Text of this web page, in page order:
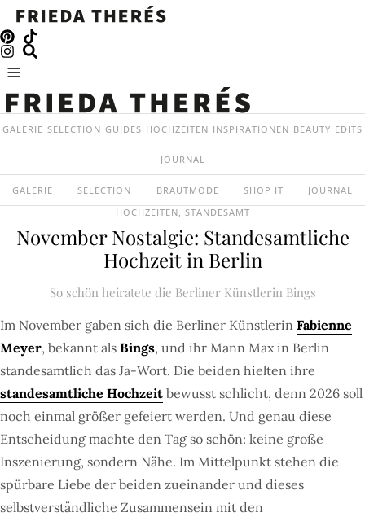
GALERIE SELECTION GUIDES HOCHZEITEN INSPIRATIONEN BEAUTY EDITS
JOURNAL
GALERIE SELECTION BRAUTMODE SHOP IT
JOURNAL
HOCHZEITEN, STANDESAMT
November Nostalgie: Standesamtliche
Hochzeit in Berlin
So schön heiratete die Berliner Künstlerin Bings
Im November gaben sich die Berliner Künstlerin Fabienne
Meyer, bekannt als Bings, und ihr Mann Max in Berlin
standesamtlich das Ja-Wort. Die beiden hielten ihre
standesamtliche Hochzeit bewusst schlicht, denn 2026 soll
noch einmal größer gefeiert werden. Und genau diese
Entscheidung machte den Tag so schön: keine große
Inszenierung, sondern Nähe. Im Mittelpunkt stehen die
spürbare Liebe der beiden zueinander und dieses
selbstverständliche Zusammensein mit den